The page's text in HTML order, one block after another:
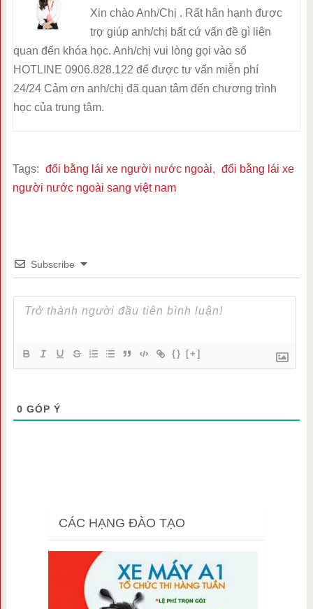
Xin chào Anh/Chị . Rất hân hạnh được
trợ giúp anh/chị bất cứ vấn đề gì liên
quan đến khóa học. Anh/chị vui lòng gọi vào số
HOTLINE 0906.828.122 để được tư vấn miễn phí
24/24 Cảm ơn anh/chị đã quan tâm đến chương trình
học của trung tâm.
Tags: đổi bằng lái xe người nước ngoài, đổi bằng lái xe
người nước ngoài sang việt nam
Subscribe
{} [+]
0 GÓP Ý
CÁC HẠNG ĐÀO TẠO